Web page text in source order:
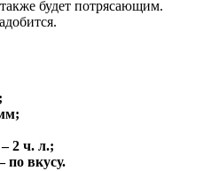
будет потрясающим.
2 ч. л.;
по вкусу.